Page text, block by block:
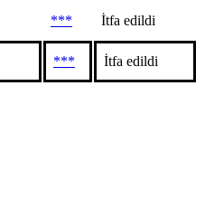
*** İtfa edildi
*** İtfa edildi